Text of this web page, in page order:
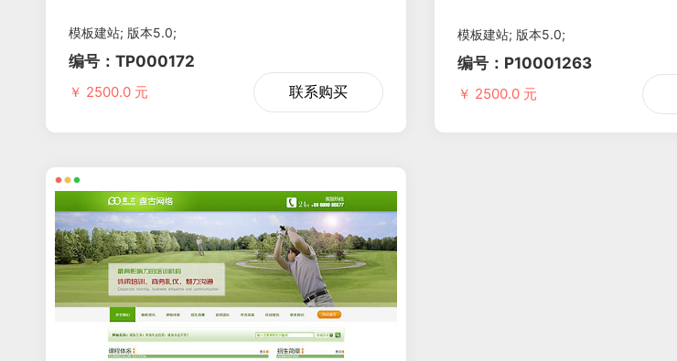
模板建站; 版本5.0;
编号：TP000172
￥ 2500.0 元 联系购买
模板建站; 版本5.0;
编号：P10001263
￥ 2500.0 元